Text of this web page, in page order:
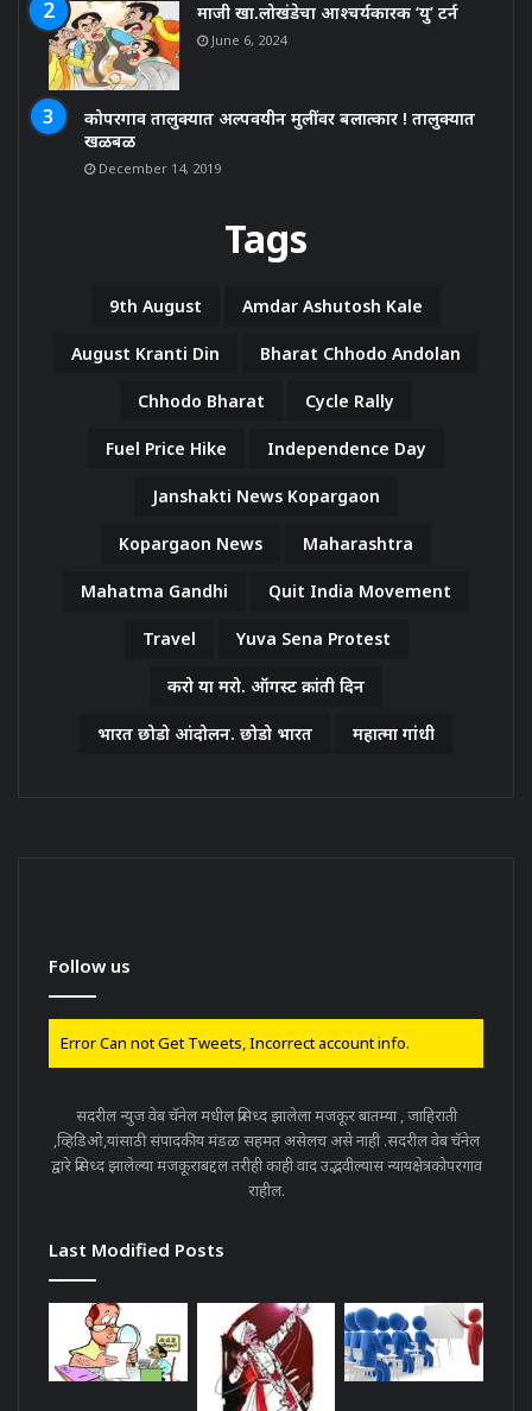
माजी खा.लोखंडेचा आश्चर्यकारक ‘यु’ टर्न
June 6, 2024
कोपरगाव तालुक्यात अल्पवयीन मुलींवर बलात्कार ! तालुक्यात
खळबळ
December 14, 2019
Tags
9th August Amdar Ashutosh Kale
August Kranti Din Bharat Chhodo Andolan
Chhodo Bharat Cycle Rally
Fuel Price Hike Independence Day
Janshakti News Kopargaon
Kopargaon News Maharashtra
Mahatma Gandhi Quit India Movement
Travel Yuva Sena Protest
करो या मरो. ऑगस्ट क्रांती दिन
भारत छोडो आंदोलन. छोडो भारत महात्मा गांधी
Follow us
Error Can not Get Tweets, Incorrect account info.
सदरील न्युज वेब चॅनेल मधील प्रसिध्द झालेला मजकूर बातम्या , जाहिराती
,व्हिडिओ,यांसाठी संपादकीय मंडळ सहमत असेलच असे नाही .सदरील वेब चॅनेल
द्वारे प्रसिध्द झालेल्या मजकूराबद्दल तरीही काही वाद उद्भवील्यास न्यायक्षेत्रकोपरगाव
राहील.
Last Modified Posts